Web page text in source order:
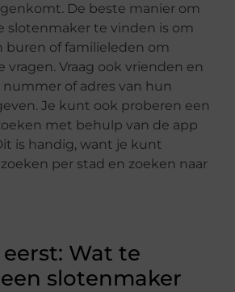
De beste manier om
slotenmaker te vinden is om
buren of familieleden om
vragen. Vraag ook vrienden en
of adres van hun
Je kunt ook proberen een
met behulp van de app
is handig, want je kunt
per stad en zoeken naar
Wat te
slotenmaker